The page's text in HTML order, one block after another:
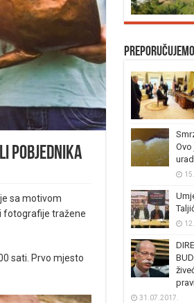
pobjednika
sa motivom
fotografije tražene
sati. Prvo mjesto
Preporučujemo
31.07.2017.